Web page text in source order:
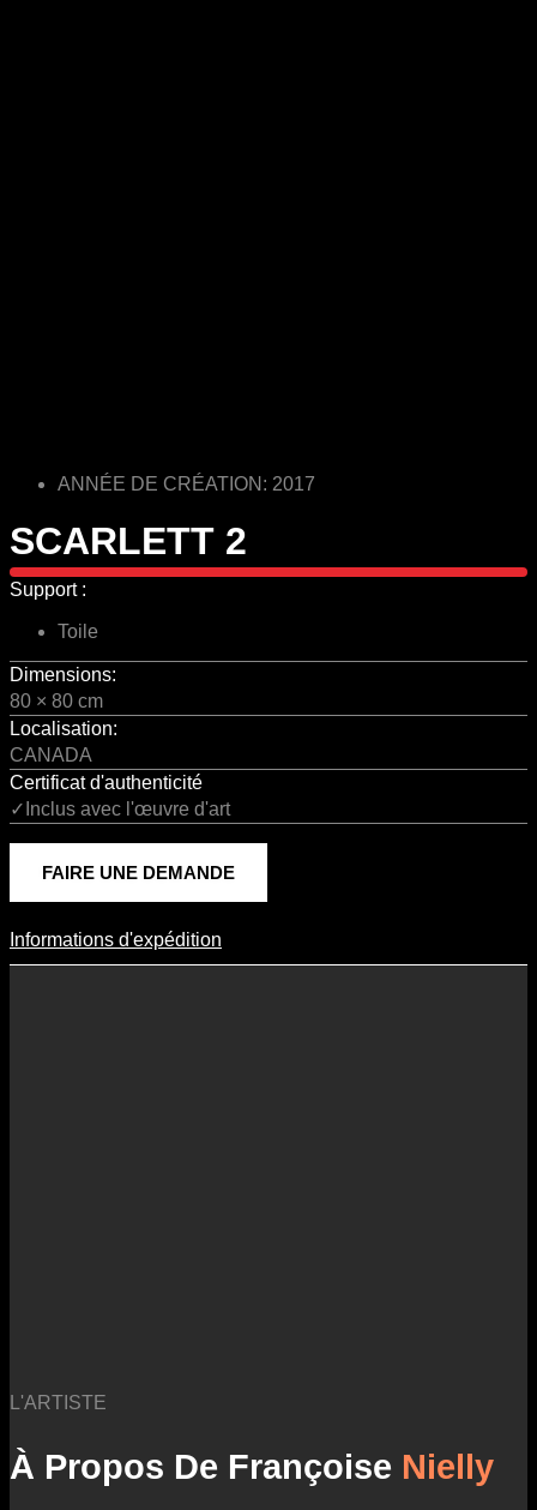
ANNÉE DE CRÉATION: 2017
SCARLETT 2
Support :
Toile
Dimensions:
80 × 80 cm
Localisation:
CANADA
Certificat d'authenticité
✓Inclus avec l'œuvre d'art
FAIRE UNE DEMANDE
Informations D'expédition
Informations d'expédition
L'ARTISTE
À Propos De Françoise Nielly